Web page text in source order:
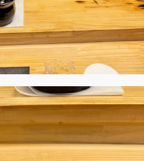
SHOPPING
エクラプレミアム通販